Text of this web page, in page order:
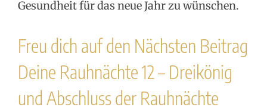
Gesundheit für das neue Jahr zu wünschen.
Freu dich auf den Nächsten Beitrag
Deine Rauhnächte 12 – Dreikönig
und Abschluss der Rauhnächte